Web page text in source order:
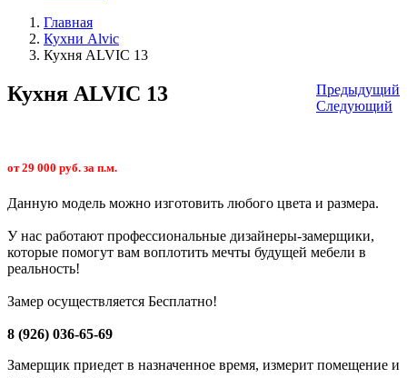
Главная
Кухни Alvic
Кухня ALVIC 13
Предыдущий
Следующий
Кухня ALVIC 13
от 29 000 руб. за п.м.
Данную модель можно изготовить любого цвета и размера.
У нас работают профессиональные дизайнеры-замерщики,
которые помогут вам воплотить мечты будущей мебели в
реальность!
Замер осуществляется Бесплатно!
8 (926) 036-65-69
Замерщик приедет в назначенное время, измерит помещение и